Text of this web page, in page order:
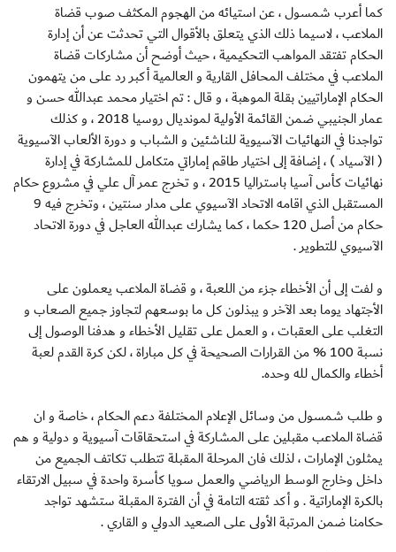
كما أعرب شمسول ، عن استيائه من الهجوم المكثف صوب قضاة
الملاعب ، لاسيما ذلك الذي يتعلق بالأقوال التي تحدثت عن أن إدارة
الحكام تفتقد المواهب التحكيمية ، حيث أوضح أن مشاركات قضاة
الملاعب في مختلف المحافل القارية و العالمية أكبر رد على من يتهمون
الحكام الإماراتيين بقلة الموهبة ، و قال : تم اختيار محمد عبدالله حسن و
عمار الجنيبي ضمن القائمة الأولية لمونديال روسيا 2018 ، و كذلك
تواجدنا في النهائيات الآسيوية للناشئين و الشباب و دورة الألعاب الآسيوية
( الآسياد ) ، إضافة إلى اختيار طاقم إماراتي متكامل للمشاركة في إدارة
نهائيات كأس آسيا باستراليا 2015 ، و تخرج عمر آل علي في مشروع حكام
المستقبل الذي اقامه الاتحاد الآسيوي على مدار سنتين ، وتخرج فيه 9
حكام من أصل 120 حكما ، كما يشارك عبدالله العاجل في دورة الاتحاد
الآسيوي للتطوير .
و لفت إلى أن الأخطاء جزء من اللعبة ، و قضاة الملاعب يعملون على
الأجتهاد يوما بعد الآخر و يبذلون كل ما بوسعهم لتجاوز جميع الصعاب و
التغلب على العقبات ، و العمل على تقليل الأخطاء و هدفنا الوصول إلى
نسبة 100 % من القرارات الصحيحة في كل مباراة ، لكن كرة القدم لعبة
أخطاء والكمال لله وحده.
و طلب شمسول من وسائل الإعلام المختلفة دعم الحكام ، خاصة و ان
قضاة الملاعب مقبلين على المشاركة في استحقاقات آسيوية و دولية و هم
يمثلون الإمارات ، لذلك فان المرحلة المقبلة تتطلب تكاتف الجميع من
داخل وخارج الوسط الرياضي والعمل سويا كأسرة واحدة في سبيل الارتقاء
بالكرة الإماراتية . و أكد ثقته التامة في أن الفترة المقبلة ستشهد تواجد
حكامنا ضمن المرتبة الأولى على الصعيد الدولي و القاري .